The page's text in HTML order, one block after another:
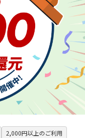
2,000円以上のご利用